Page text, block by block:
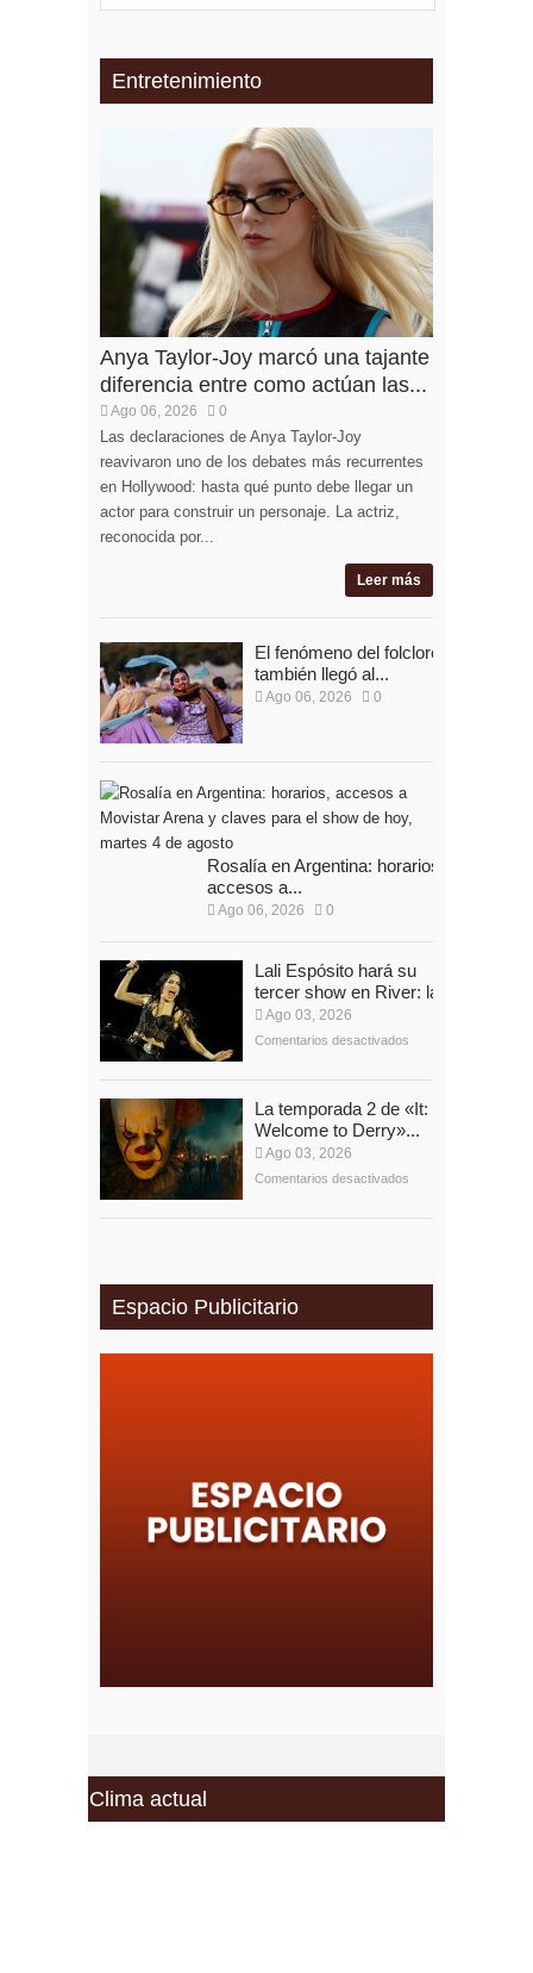
Entretenimiento
Anya Taylor-Joy marcó una tajante
diferencia entre como actúan las...
Ago 06, 2026 0
Las declaraciones de Anya Taylor-Joy
reavivaron uno de los debates más recurrentes
en Hollywood: hasta qué punto debe llegar un
actor para construir un personaje. La actriz,
reconocida por...
Leer más
El fenómeno del folclore
también llegó al...
Ago 06, 2026 0
Rosalía en Argentina: horarios,
accesos a...
Ago 06, 2026 0
Lali Espósito hará su
tercer show en River: la...
Ago 03, 2026
Comentarios desactivados
La temporada 2 de «It:
Welcome to Derry»...
Ago 03, 2026
Comentarios desactivados
Espacio Publicitario
Clima actual